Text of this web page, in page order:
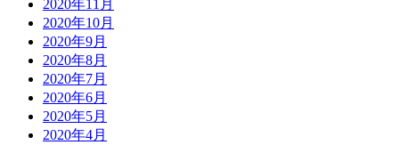
2020年11月
2020年10月
2020年9月
2020年8月
2020年7月
2020年6月
2020年5月
2020年4月